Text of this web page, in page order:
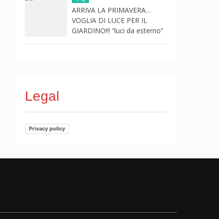
ARRIVA LA PRIMAVERA…
VOGLIA DI LUCE PER IL
GIARDINO!!! “luci da esterno”
Legal
Privacy policy